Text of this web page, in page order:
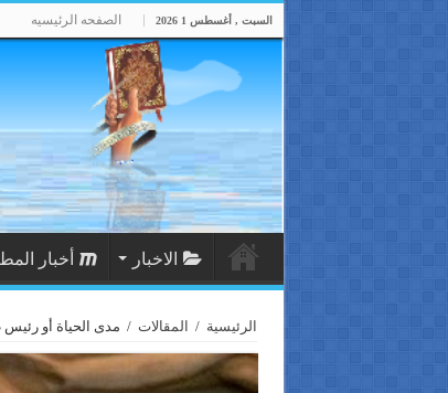
السبت , أغسطس 1 2026 الصفحه الرئيسيه
الاخبار أخبار
الرئيسية / المقالات / مدى الحياة أو